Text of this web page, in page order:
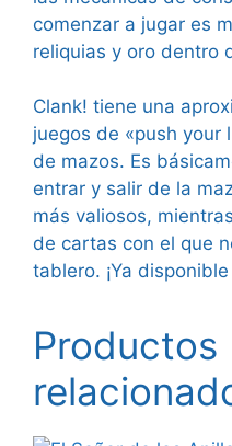
comenzar a jugar es
reliquias y oro dentro
Clank! tiene una
juegos de «push your
de mazos. Es
entrar y salir de la
más valiosos,
de cartas con el que
tablero. ¡Ya
Productos